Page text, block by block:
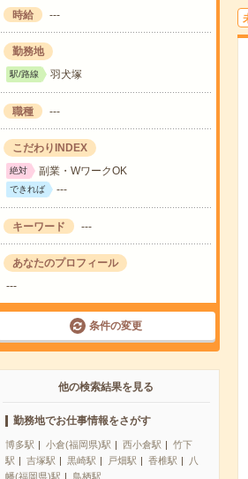
時給 ---
勤務地
駅/路線 羽犬塚
職種 ---
こだわりINDEX
絶対 副業・WワークOK
できれば ---
キーワード ---
あなたのプロフィール
---
条件の変更
他の検索結果を見る
勤務地でお仕事情報をさがす
博多駅 小倉(福岡県)駅 西小倉駅
竹下
駅
吉塚駅 黒崎駅 戸畑駅 香椎駅
八
幡(福岡県)駅
鳥栖駅